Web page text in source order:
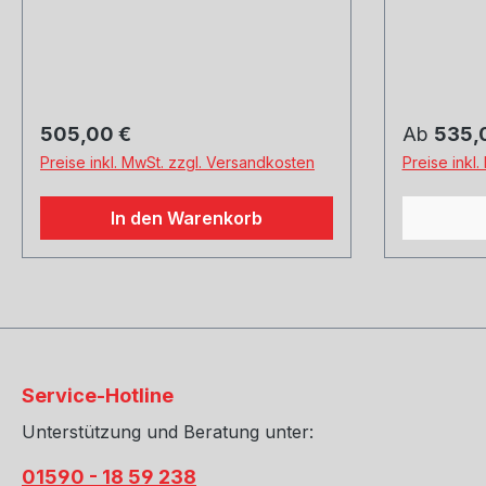
Regulärer Preis:
505,00 €
Preise inkl. MwSt. zzgl. Versandkosten
In den Warenkorb
REMUS
durch
Doppel-
eine
Optik
Regulärer
Ab
Preise inkl.
Service-Hotline
Unterstützung und Beratung unter:
01590 - 18 59 238